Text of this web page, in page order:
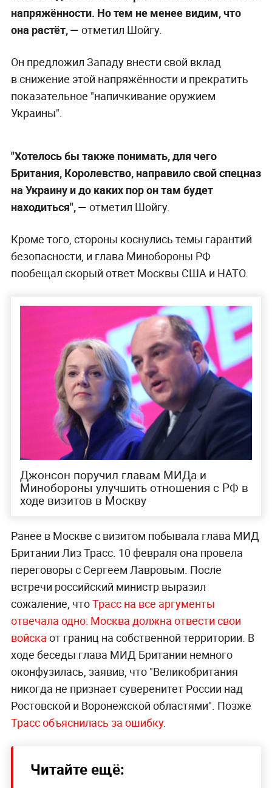
напряжённости. Но тем не менее видим, что
она растёт,— отметил Шойгу.
Он предложил Западу внести свой вклад
в снижение этой напряжённости и прекратить
показательное "напичкивание оружием
Украины".
"Хотелось бы также понимать, для чего
Британия, Королевство, направило свой спецназ
на Украину и до каких пор он там будет
находиться", — отметил Шойгу.
Кроме того, стороны коснулись темы гарантий
безопасности, и глава Минобороны РФ
пообещал скорый ответ Москвы США и НАТО.
Джонсон поручил главам МИДа и
Минобороны улучшить отношения с РФ в
ходе визитов в Москву
Ранее в Москве с визитом побывала глава МИД
Британии Лиз Трасс. 10 февраля она провела
переговоры с Сергеем Лавровым. После
встречи российский министр выразил
сожаление, чтоТрасс на все аргументы
отвечала одно: Москва должна отвести свои
войска от границ на собственной территории. В
ходе беседы глава МИД Британии немного
оконфузилась, заявив, что "Великобритания
никогда не признает суверенитет России над
Ростовской и Воронежской областями". Позже
Трасс объяснилась за ошибку.
Читайте ещё: